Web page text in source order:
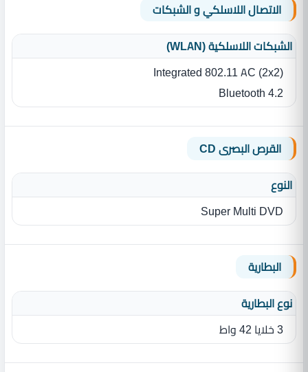
الاتصال اللاسلكي و الشبكات
الشبكات اللاسلكية (WLAN)
Integrated 802.11 AC (2x2)
Bluetooth 4.2
القرص البصرى CD
النوع
Super Multi DVD
البطارية
نوع البطارية‏
3 خلايا 42 واط